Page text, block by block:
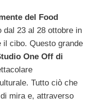
del Food
dal 23 al 28 ottobre in
cibo. Questo grande
One Off di
Tutto ciò che
mira e, attraverso